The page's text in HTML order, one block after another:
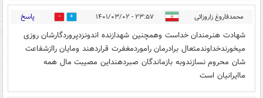
محمدفاروغ زاروزائی ۲۳:۵۷ - ۱۴۰۱/۰۳/۰۲ 3 پاسخ
شهادت هنرمندان خداست وهمچنین شهدازنده اندونزدپروردگارشان روزی
میخورندخداوندمتعال برادرمان راموردمغفرت قراردهند ومایان راازشفاعت
شان محروم نسازندوبه بازماندگان صبردهنداین مصیبت مال همه
ماایرانیان است